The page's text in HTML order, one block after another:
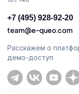
+7 (495) 928-92-20
team@e-queo.com
Расскажем о
демо-доступ